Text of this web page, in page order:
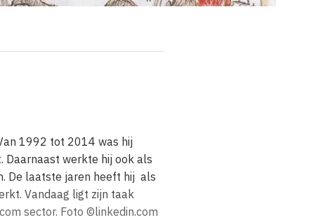
1992 tot 2014 was hij
Daarnaast werkte hij ook als
De laatste jaren heeft hij als
Vandaag ligt zijn taak
sector. Foto ©linkedin.com